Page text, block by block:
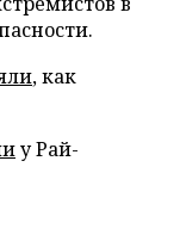
, как
у Рай-